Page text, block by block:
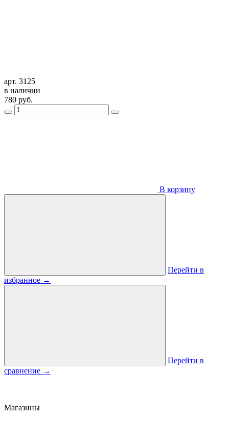
арт. 3125
в наличии
780 руб.
В корзину
Перейти в
избранное →
Перейти в
сравнение →
Магазины